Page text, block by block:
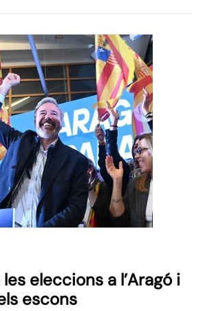
les eleccions a l’Aragó i
escons